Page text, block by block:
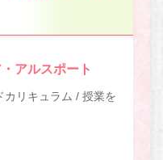
アルスポート
カリキュラム / 授業を